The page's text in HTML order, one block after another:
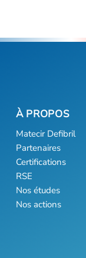
Matecir Defibril
Partenaires
Certifications
RSE
Nos études
Nos actions